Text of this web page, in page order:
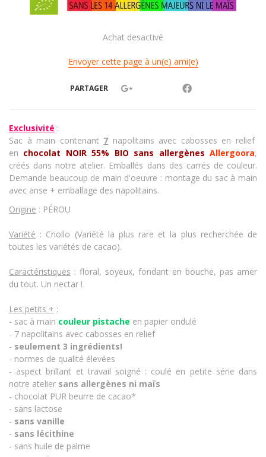
Achat desactivé
Envoyer cette page à un(e) ami(e)
PARTAGER
Exclusivité :
Sac à main contenant 7 napolitains avec cabosses en relief
en chocolat NOIR 55% BIO sans allergènes Allergoora,
créés dans notre atelier. Emballés dans des carrés de couleur.
Demande beaucoup de main d'oeuvre : montage du sac à main
avec anse + emballage des napolitains.
Origine : PÉROU
Variété : Criollo (Variété la plus rare et la plus recherchée de
toutes les variétés de cacao).
Caractéristiques : floral, soyeux, fondant en bouche, pas amer
du tout. Un nectar !
Les petits + :
- sac à main couleur pistache en papier ondulé
- 7 napolitains avec cabosses en relief
- seulement 3 ingrédients!
- normes de qualité élevées
- aspect brillant et travail soigné : coulé en petite série dans
notre atelier sans allergènes ni maïs
- chocolat PUR beurre de cacao*
- sans lactose
- sans vanille
- sans lécithine
- sans huile de palme